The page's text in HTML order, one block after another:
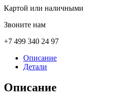
Картой или наличными
Звоните нам
+7 499 340 24 97
Описание
Детали
Описание